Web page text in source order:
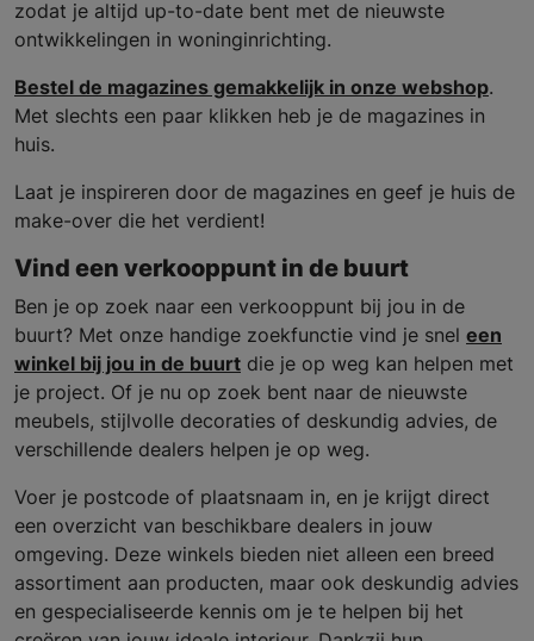
zodat je altijd up-to-date bent met de nieuwste
ontwikkelingen in woninginrichting.
Bestel de magazines gemakkelijk in onze webshop.
Met slechts een paar klikken heb je de magazines in
huis.
Laat je inspireren door de magazines en geef je huis de
make-over die het verdient!
Vind een verkooppunt in de buurt
Ben je op zoek naar een verkooppunt bij jou in de
buurt? Met onze handige zoekfunctie vind je snel een
winkel bij jou in de buurt die je op weg kan helpen met
je project. Of je nu op zoek bent naar de nieuwste
meubels, stijlvolle decoraties of deskundig advies, de
verschillende dealers helpen je op weg.
Voer je postcode of plaatsnaam in, en je krijgt direct
een overzicht van beschikbare dealers in jouw
omgeving. Deze winkels bieden niet alleen een breed
assortiment aan producten, maar ook deskundig advies
en gespecialiseerde kennis om je te helpen bij het